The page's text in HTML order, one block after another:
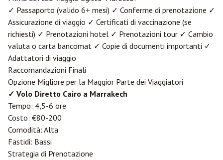
✓ Passaporto (valido 6+ mesi) ✓ Conferme di prenotazione ✓
Assicurazione di viaggio ✓ Certificati di vaccinazione (se
richiesti) ✓ Prenotazioni hotel ✓ Prenotazioni tour ✓ Cambio
valuta o carta bancomat ✓ Copie di documenti importanti ✓
Adattatori di viaggio
Raccomandazioni Finali
Opzione Migliore per la Maggior Parte dei Viaggiatori
✓ Volo Diretto Cairo a Marrakech
Tempo: 4,5-6 ore
Costo: €80-200
Comodità: Alta
Fastidi: Bassi
Strategia di Prenotazione